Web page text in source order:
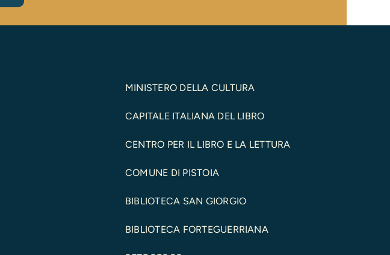
MINISTERO DELLA CULTURA
CAPITALE ITALIANA DEL LIBRO
CENTRO PER IL LIBRO E LA LETTURA
COMUNE DI PISTOIA
BIBLIOTECA SAN GIORGIO
BIBLIOTECA FORTEGUERRIANA